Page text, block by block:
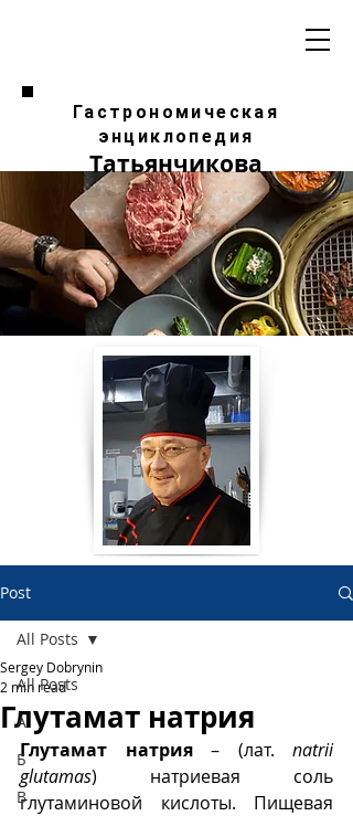
Гастрономическая
энциклопедия
Татьянчикова
Post
All Posts
А
Б
В
All Posts
Глутамат натрия
Sergey Dobrynin
2 min read
Глутамат натрия – (лат. natrii
glutamas) натриевая соль
глутаминовой кислоты. Пищевая